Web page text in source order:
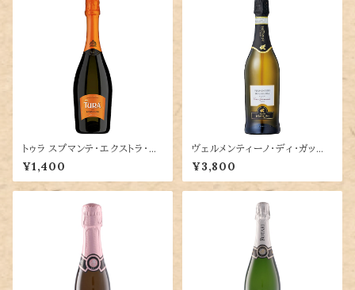
トゥラ スプマンテ・エクストラ・ド
ライ
¥1,400
ヴェルメンティーノ・ディ・ガッル
ーラ スプマンテ ブリュット
¥3,800